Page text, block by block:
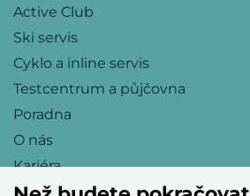
Active Club
Ski servis
Cyklo a inline servis
Testcentrum a půjčovna
Poradna
O nás
Kariéra